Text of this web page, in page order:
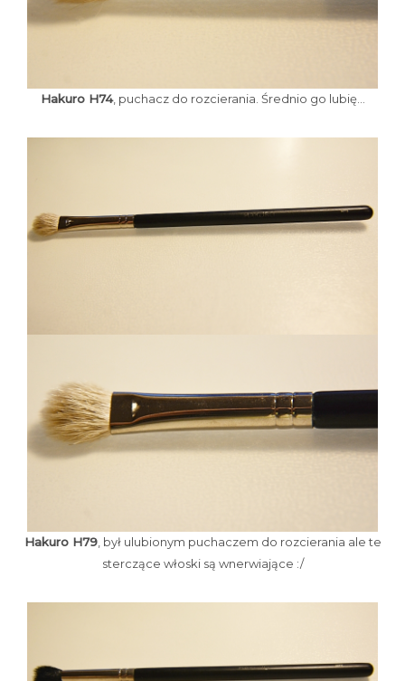
Hakuro H74, puchacz do rozcierania. Średnio go lubię...
Hakuro H79, był ulubionym puchaczem do rozcierania ale te
sterczące włoski są wnerwiające :/